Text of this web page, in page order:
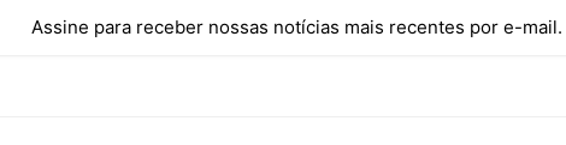
Assine para receber nossas notícias mais recentes por e-mail.